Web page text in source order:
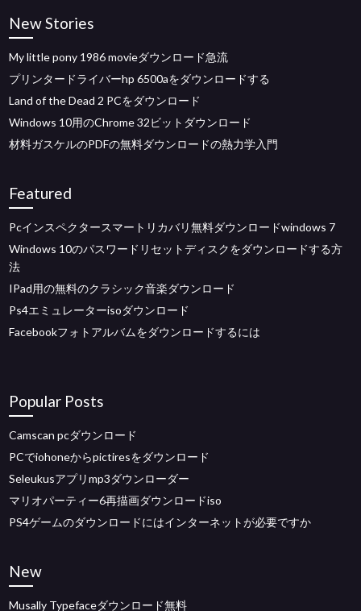
New Stories
My little pony 1986 movieダウンロード急流
プリンタードライバーhp 6500aをダウンロードする
Land of the Dead 2 PCをダウンロード
Windows 10用のChrome 32ビットダウンロード
材料ガスケルのPDFの無料ダウンロードの熱力学入門
Featured
Pcインスペクタースマートリカバリ無料ダウンロードwindows 7
Windows 10のパスワードリセットディスクをダウンロードする方
法
IPad用の無料のクラシック音楽ダウンロード
Ps4エミュレーターisoダウンロード
Facebookフォトアルバムをダウンロードするには
Popular Posts
Camscan pcダウンロード
PCでiohoneからpictiresをダウンロード
Seleukusアプリmp3ダウンローダー
マリオパーティー6再描画ダウンロードiso
PS4ゲームのダウンロードにはインターネットが必要ですか
New
Musally Typefaceダウンロード無料